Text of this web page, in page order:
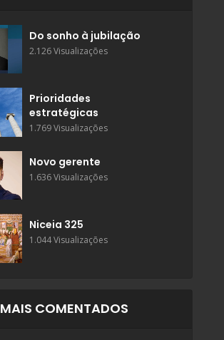
Do sonho à jubilação
2.126 Visualizações
Prioridades
estratégicas
1.769 Visualizações
Novo gerente
1.636 Visualizações
Niceia 325
1.044 Visualizações
MAIS COMENTADOS